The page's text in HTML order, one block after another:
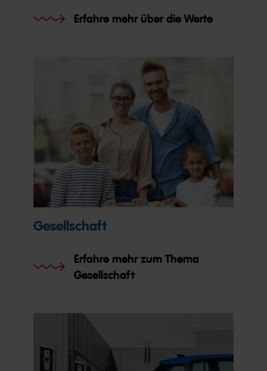
Erfahre mehr über die Werte
Gesellschaft
Erfahre mehr zum Thema
Gesellschaft